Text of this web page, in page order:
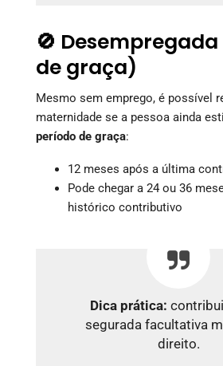
🚫
de graça)
Mesmo sem emprego, é possível
maternidade se a pessoa ainda
período de graça:
12 meses após a última
Pode chegar a 24 ou 36
histórico contributivo
Dica prática:
segurada facultativa
direito.